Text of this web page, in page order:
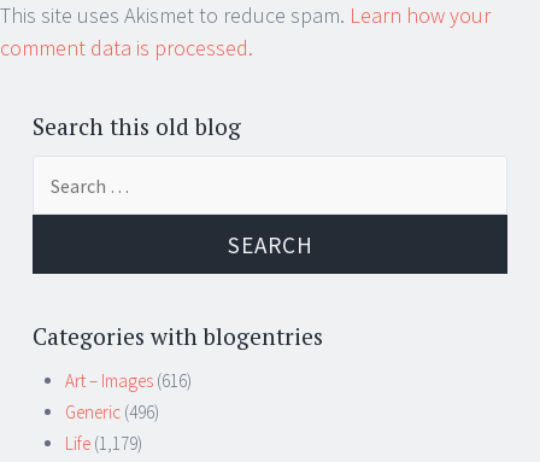
This site uses Akismet to reduce spam. Learn how your
comment data is processed.
Search this old blog
Categories with blogentries
Art – Images (616)
Generic (496)
Life (1,179)